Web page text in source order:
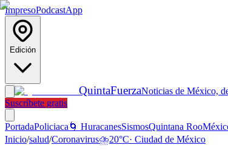
ImpresoPodcastApp
Edición
QuintaFuerzaNoticias de México,
Suscríbete gratis
PortadaPoliciaca 🌀 HuracanesSismosQuintana Roo
Inicio/salud/Coronavirus⛈️20°C· Ciudad de México